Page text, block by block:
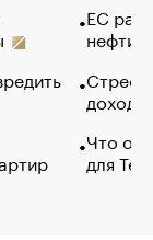
ЕС
нефти
Что
для